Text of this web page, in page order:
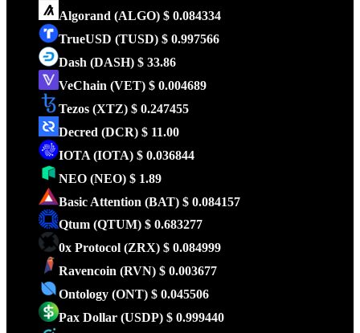
Algorand (ALGO) $ 0.084334
TrueUSD (TUSD) $ 0.997566
Dash (DASH) $ 33.86
VeChain (VET) $ 0.004689
Tezos (XTZ) $ 0.247455
Decred (DCR) $ 11.00
IOTA (IOTA) $ 0.036844
NEO (NEO) $ 1.89
Basic Attention (BAT) $ 0.084157
Qtum (QTUM) $ 0.683277
0x Protocol (ZRX) $ 0.084999
Ravencoin (RVN) $ 0.003677
Ontology (ONT) $ 0.045506
Pax Dollar (USDP) $ 0.999440